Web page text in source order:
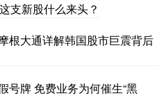
支新股什么来头？
根大通详解韩国股市巨震背后
号牌 免费业务为何催生“黑